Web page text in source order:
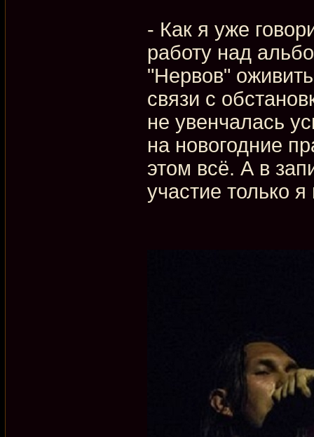
- Как я уже
работу над
"Нервов"
связи с
не увенчалась
на новогодние
этом всё. А в
участие только